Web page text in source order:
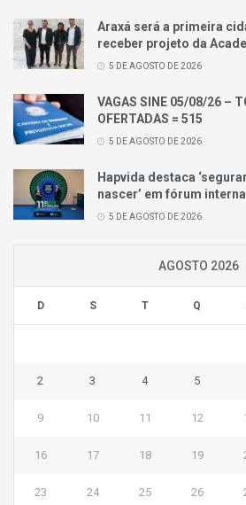
Araxá será a primeira
receber projeto da
5 DE AGOSTO DE 2026
VAGAS SINE 05/08/26 –
OFERTADAS = 515
5 DE AGOSTO DE 2026
Hapvida destaca
nascer’ em fórum
5 DE AGOSTO DE 2026
AGOSTO 2026
D S T Q
2 3 4 5
9 10 11 12
16 17 18 19
23 24 25 26